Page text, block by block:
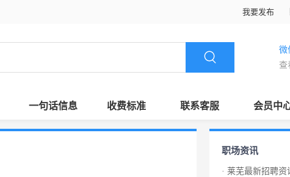
我要发布
微
查
一句话信息 收费标准 联系客服 会员中
职场资讯
· 莱芜最新招聘资